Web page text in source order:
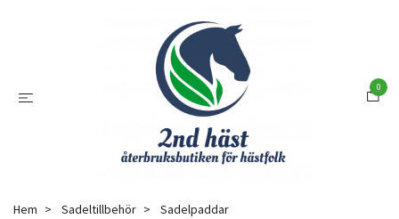
0
Hem Sadeltillbehör
Sadelpaddar